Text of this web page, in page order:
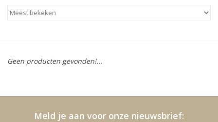
Meubels
Kleden
Geen producten gevonden!...
Meld je aan voor onze nieuwsbrief: